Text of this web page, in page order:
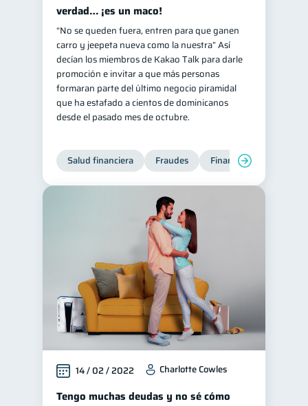
verdad… ¡es un maco!
“No se queden fuera, entren para que ganen
carro y jeepeta nueva como la nuestra” Así
decían los miembros de Kakao Talk para darle
promoción e invitar a que más personas
formaran parte del último negocio piramidal
que ha estafado a cientos de dominicanos
desde el pasado mes de octubre.
Salud financiera Fraudes Finanzas personales
14 / 02 / 2022 Charlotte Cowles
Tengo muchas deudas y no sé cómo